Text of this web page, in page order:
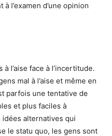
l’examen d’une opinion
l’aise face à l’incertitude.
mal à l’aise et même en
parfois une tentative de
et plus faciles à
alternatives qui
le statu quo, les gens sont